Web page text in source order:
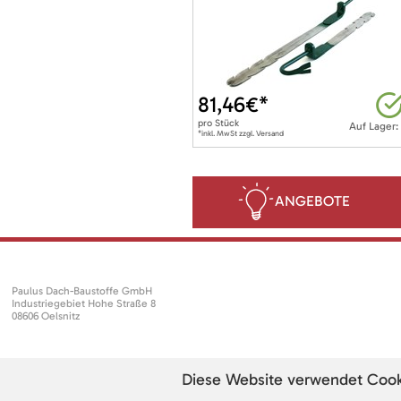
Auf Lager:
81,46€*
pro Stück
*inkl. MwSt zzgl. Versand
ANGEBOTE
Paulus Dach-Baustoffe GmbH
Industriegebiet Hohe Straße 8
08606 Oelsnitz
Diese Website verwendet